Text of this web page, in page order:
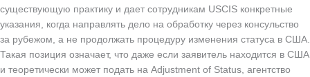
существующую практику и дает сотрудникам USCIS конкретные
указания, когда направлять дело на обработку через консульство
за рубежом, а не продолжать процедуру изменения статуса в США.
Такая позиция означает, что даже если заявитель находится в США
и теоретически может подать на Adjustment of Status, агентство